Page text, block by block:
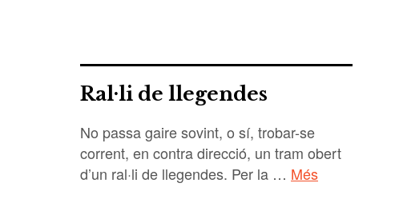
Ral·li de llegendes
No passa gaire sovint, o sí, trobar-se
corrent, en contra direcció, un tram obert
d’un ral·li de llegendes. Per la … Més